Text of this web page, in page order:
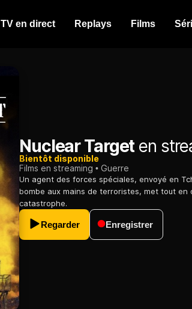
TV en direct Replays Films
Nuclear Targeten
Bientôt disponible
Films en streaming
Guerre
Un agent des forces spéciales, envoyé en
bombe aux mains de terroristes, met tout en
catastrophe.
Regarder Enregistrer